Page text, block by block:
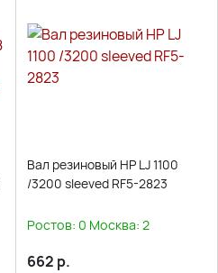
Вал резиновый HP LJ 1100
/3200 sleeved RF5-2823
Ростов: 0 Москва: 2
662 р.